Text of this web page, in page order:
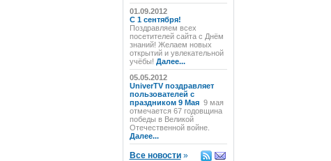
01.09.2012
C 1 сентября!
Поздравляем всех
посетителей сайта с Днём
знаний! Желаем новых
открытий и увлекательной
учёбы! Далее...
05.05.2012
UniverTV поздравляет
пользователей с
праздником 9 Мая 9 мая
отмечается 67 годовщина
победы в Великой
Отечественной войне.
Далее...
Все новости»